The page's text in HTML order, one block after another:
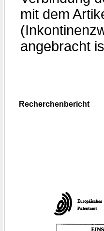
mit dem
angebracht
Recherchenbericht